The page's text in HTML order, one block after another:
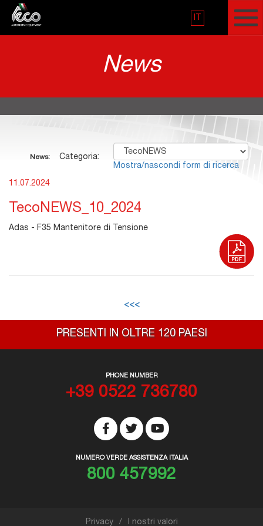
IT
News
News: Categoria:
Mostra/nascondi form di ricerca
11.07.2024
TecoNEWS_10_2024
Adas - F35 Mantenitore di Tensione
<<<
PRESENTI IN OLTRE 120 PAESI
PHONE NUMBER
+39 0522 736780
NUMERO VERDE ASSISTENZA ITALIA
800 457992
Privacy I nostri valori